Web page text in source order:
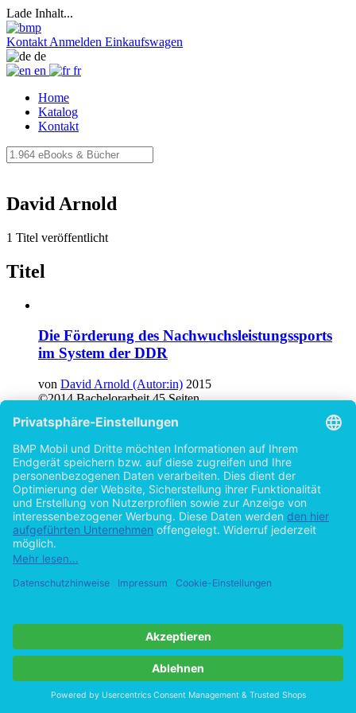
Lade Inhalt...
Kontakt Anmelden Einkaufswagen
de
en
fr
Home
Katalog
Kontakt
David Arnold
1 Titel veröffentlicht
Titel
Die Förderung des Nachwuchsleistungssports
im System der DDR
von David Arnold (Autor:in) 2015
©2014 Bachelorarbeit 45 Seiten
Hilfe/FAQ
Datenschutz
AGB
Vertrag widerrufen
Zur Desktop-Version
Copyright ©Imprint in der Bedey & Thoms Media GmbH powered
byOpen Publishing
Cookie-Einstellungen